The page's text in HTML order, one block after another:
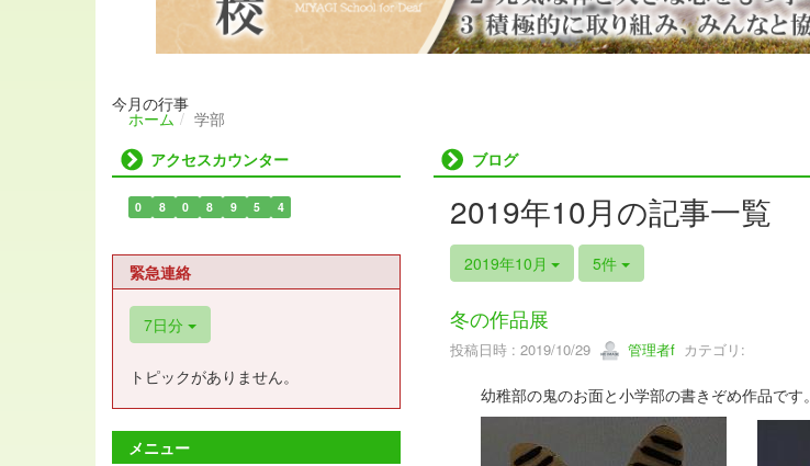
今月の行事
ホーム
学部
ブログ
2019年10月の記事一覧
2019年10月 5件
冬の作品展
投稿日時 : 2019/10/29 管理者fカテゴリ:
幼稚部の鬼のお面と小学部の書きぞめ作品です。
アクセスカウンター
0 8 0 8 9 5 4
緊急連絡
7日分
トピックがありません。
メニュー